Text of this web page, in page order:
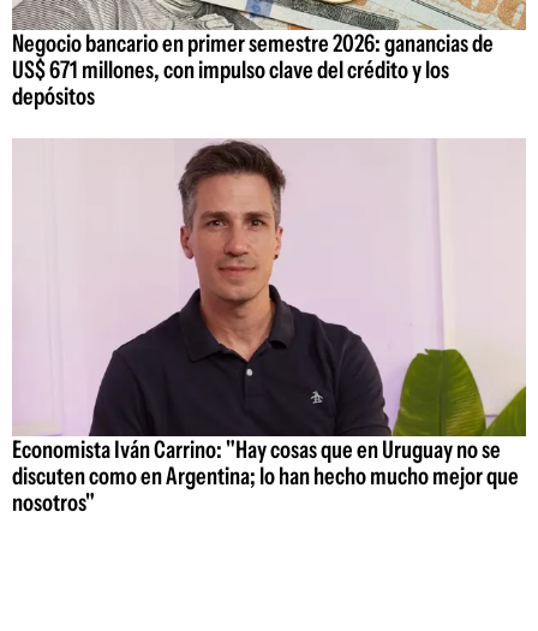
Negocio bancario en primer semestre 2026: ganancias de
US$ 671 millones, con impulso clave del crédito y los
depósitos
Economista Iván Carrino: "Hay cosas que en Uruguay no se
discuten como en Argentina; lo han hecho mucho mejor que
nosotros"